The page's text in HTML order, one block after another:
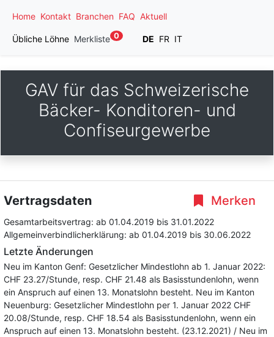
Home Kontakt Branchen FAQ Aktuell
Übliche Löhne Merkliste 0 DE FR IT
GAV für das Schweizerische
Bäcker- Konditoren- und
Confiseurgewerbe
Merken
Vertragsdaten
Gesamtarbeitsvertrag: ab 01.04.2019 bis 31.01.2022
Allgemeinverbindlicherklärung: ab 01.04.2019 bis 30.06.2022
Letzte Änderungen
Neu im Kanton Genf: Gesetzlicher Mindestlohn ab 1. Januar 2022:
CHF 23.27/Stunde, resp. CHF 21.48 als Basisstundenlohn, wenn
ein Anspruch auf einen 13. Monatslohn besteht. Neu im Kanton
Neuenburg: Gesetzlicher Mindestlohn per 1. Januar 2022 CHF
20.08/Stunde, resp. CHF 18.54 als Basisstundenlohn, wenn ein
Anspruch auf einen 13. Monatslohn besteht. (23.12.2021) / Neu im